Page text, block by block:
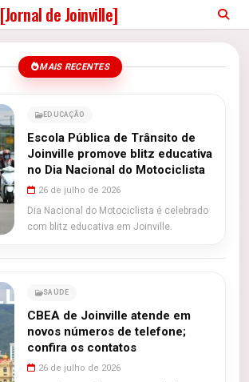
[Jornal de Joinville]
MAIS RECENTES
EDUCAÇÃO
Escola Pública de Trânsito de
Joinville promove blitz educativa
no Dia Nacional do Motociclista
26 de julho de 2026
Dia Nacional do Motociclista é celebrado
com blitz educativa em Joinville.
SAÚDE
CBEA de Joinville atende em
novos números de telefone;
confira os contatos
26 de julho de 2026